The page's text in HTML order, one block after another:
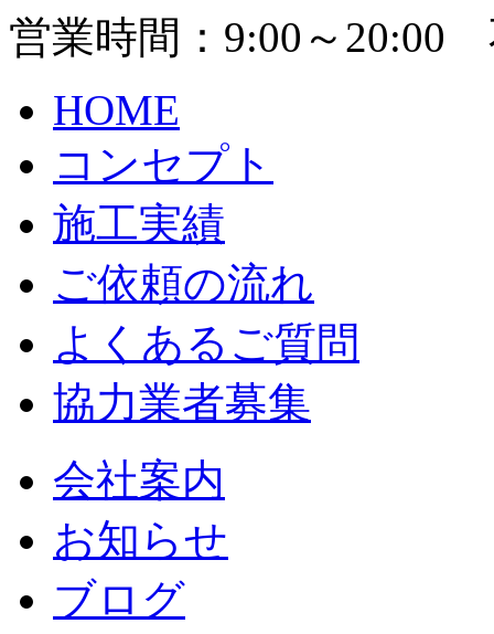
営業時間：9:00～20:00
HOME
コンセプト
施工実績
ご依頼の流れ
よくあるご質問
協力業者募集
会社案内
お知らせ
ブログ